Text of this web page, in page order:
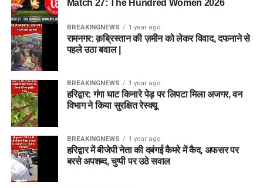
Match 27: The Hundred Women 2026
BREAKINGNEWS 1 year ago
रामनगर: क़ब्रिस्तान की ज़मीन को लेकर विवाद, दफनाने से
पहले उठा बवाल |
BREAKINGNEWS 1 year ago
हरिद्वार: गंगा घाट किनारे पेड़ पर लिपटा मिला अजगर, वन
विभाग ने किया सुरक्षित रेस्क्यू
BREAKINGNEWS 1 year ago
हरिद्वार में बीजेपी नेता की दबंगई कैमरे में कैद, अफसर पर
बरसे अपशब्द, चुप्पी पर उठे सवाल